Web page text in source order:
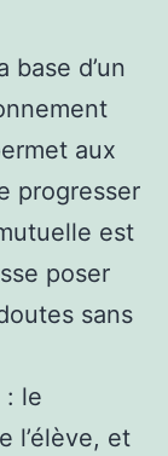
d’un
aux
progresser
est
poser
sans
: le
l’élève, et